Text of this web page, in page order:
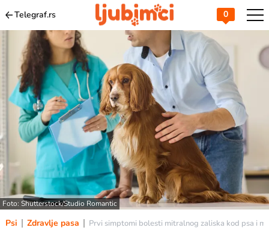
Telegraf.rs 0
Foto: Shutterstock/Studio Romantic
Psi Zdravlje pasa Prvi simptomi bolesti mitralnog zaliska kod psa i